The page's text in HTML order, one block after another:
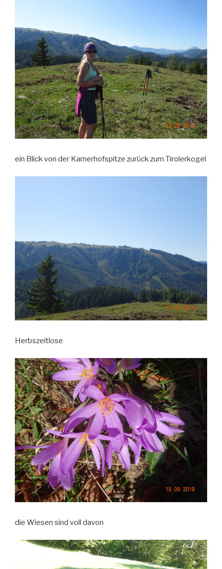
ein Blick von der Karnerhofspitze zurück zum Tirolerkogel
Herbszeitlose
die Wiesen sind voll davon